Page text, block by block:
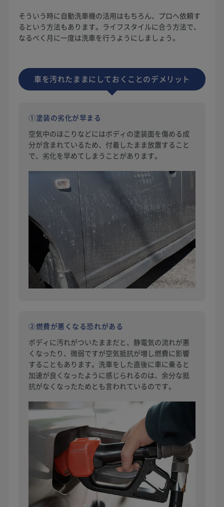
そういう時に自動洗車機の活用はもちろん、プロへ依頼す
るという方法もあります。ライフスタイルに合う方法で、
なるべく月に一度は洗車を行うようにしましょう。
車を汚れたままにしておくことのデメリット
①塗装の劣化が早まる
空気中のほこりなどにはボディの塗装面を傷める成
分が含まれているため、付着したまま放置すること
で、劣化を早めてしまうことがあります。
②燃費が悪くなる恐れがある
ボディに汚れがついたままだと、静電気の流れが悪
くなったり、微弱ですが空気抵抗が増し燃費に影響
することもあります。洗車をした直後に車に乗ると
加速が良くなったように感じられるのは、余分な抵
抗がなくなったためとも言われているのです。